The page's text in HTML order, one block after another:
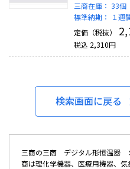
三商在庫： 33個
標準納期：
１週
定価（税抜）
税込 2,310円
検索画面に戻る
三商の三商 デジタル形恒温器
商は理化学機器、医療用機器、